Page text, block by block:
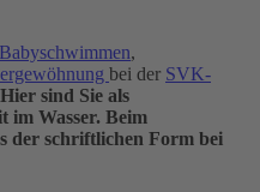
Babyschwimmen,
bei der SVK-
Hier sind Sie als
im Wasser. Beim
der schriftlichen Form bei